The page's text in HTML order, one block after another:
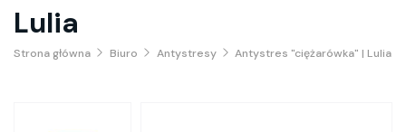
Lulia
Strona główna Biuro Antystresy Antystres "ciężarówka" | Lulia